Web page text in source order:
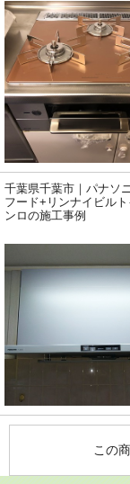
千葉県千葉市｜パナソ
フード+リンナイビル
ンロの施工事例
この